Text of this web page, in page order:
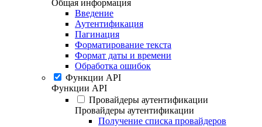
Общая информация
Введение
Аутентификация
Пагинация
Форматирование текста
Формат даты и времени
Обработка ошибок
Функции API
Функции API
Провайдеры аутентификации
Провайдеры аутентификации
Получение списка провайдеров